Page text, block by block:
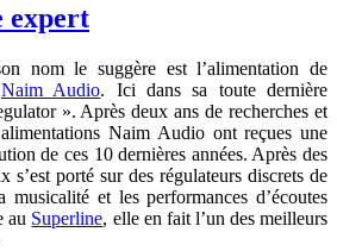
expert
nom le suggère est l’alimentation de
Naim Audio. Ici dans sa toute dernière
». Après deux ans de recherches et
Naim Audio ont reçues une
de ces 10 dernières années. Après des
s’est porté sur des régulateurs discrets de
et les performances d’écoutes
au Superline, elle en fait l’un des meilleurs